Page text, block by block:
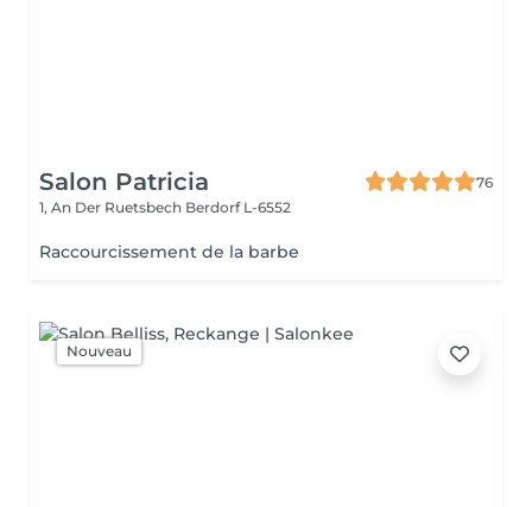
Salon Patricia
76
1, An Der Ruetsbech Berdorf L-6552
Raccourcissement de la barbe
Nouveau